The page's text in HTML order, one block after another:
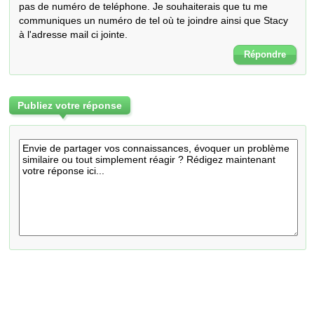
pas de numéro de teléphone. Je souhaiterais que tu me
communiques un numéro de tel où te joindre ainsi que Stacy
à l'adresse mail ci jointe.
Répondre
Publiez votre réponse